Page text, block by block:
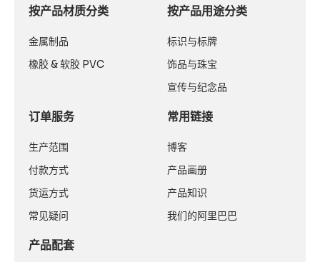
按产品材质分类
金属制品
橡胶 & 软胶 PVC
订单服务
生产范围
付款方式
货运方式
常见疑问
按产品用途分类
标识与标牌
饰品与珠宝
宣传与纪念品
常用链接
博客
产品画册
产品知识
我们的阿里巴巴
产品配套